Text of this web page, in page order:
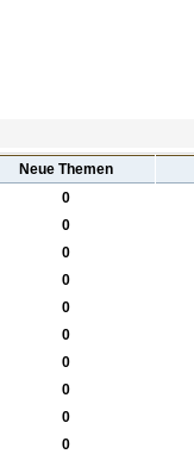
Neue Themen
0
0
0
0
0
0
0
0
0
0